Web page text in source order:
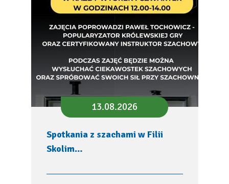
13.08.2026
Spotkania z szachami w Filii
Skolim…